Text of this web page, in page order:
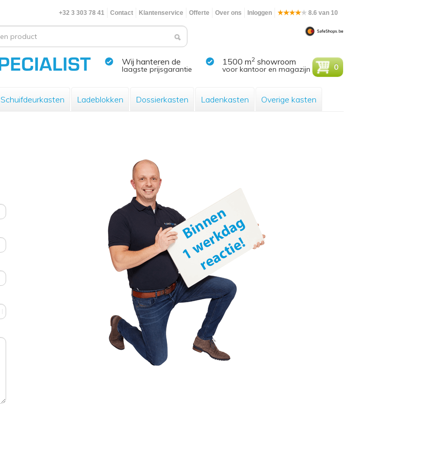
+32 3 303 78 41 Contact Klantenservice Offerte Over ons Inloggen 8.6 van 10
Wij hanteren de
laagste prijsgarantie
1500 m2 showroom
voor kantoor en magazijn 0
Schuifdeurkasten Ladeblokken Dossierkasten Ladenkasten Overige kasten